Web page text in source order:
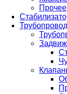
Прочее